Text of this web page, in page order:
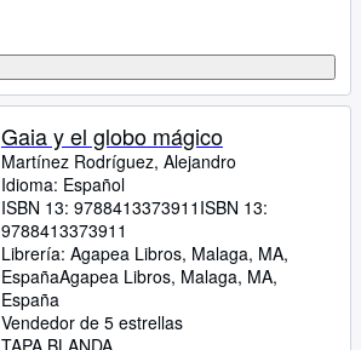
Gaia y el globo mágico
Martínez Rodríguez, Alejandro
Idioma: Español
ISBN 13: 9788413373911 ISBN 13:
9788413373911
Librería: Agapea Libros, Malaga, MA,
EspañaAgapea Libros, Malaga, MA,
España
Vendedor de 5 estrellas
TAPA BLANDA